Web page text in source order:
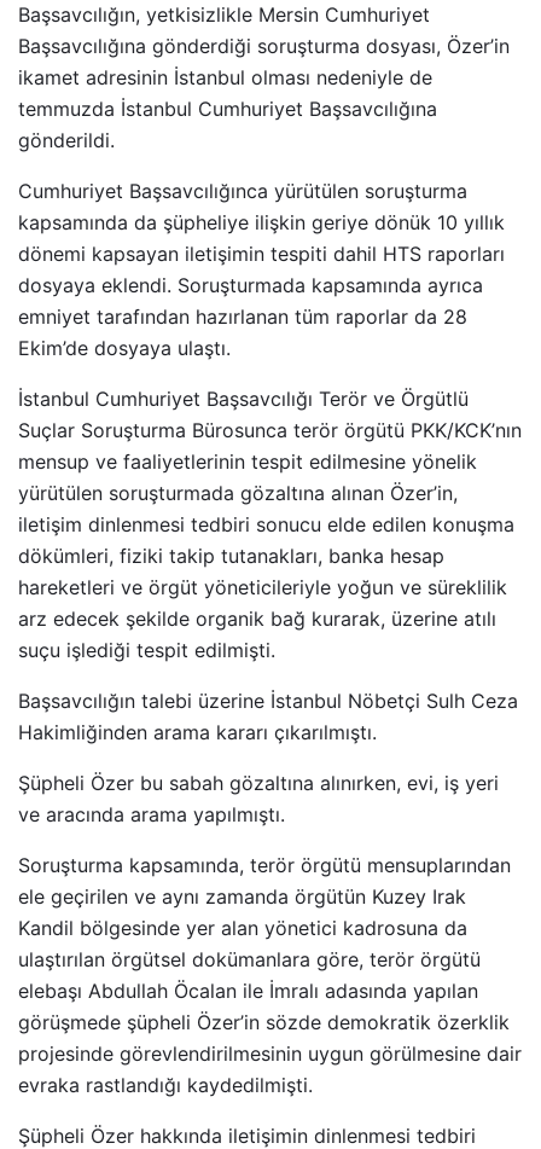
Başsavcılığın, yetkisizlikle Mersin Cumhuriyet
Başsavcılığına gönderdiği soruşturma dosyası, Özer’in
ikamet adresinin İstanbul olması nedeniyle de
temmuzda İstanbul Cumhuriyet Başsavcılığına
gönderildi.
Cumhuriyet Başsavcılığınca yürütülen soruşturma
kapsamında da şüpheliye ilişkin geriye dönük 10 yıllık
dönemi kapsayan iletişimin tespiti dahil HTS raporları
dosyaya eklendi. Soruşturmada kapsamında ayrıca
emniyet tarafından hazırlanan tüm raporlar da 28
Ekim’de dosyaya ulaştı.
İstanbul Cumhuriyet Başsavcılığı Terör ve Örgütlü
Suçlar Soruşturma Bürosunca terör örgütü PKK/KCK’nın
mensup ve faaliyetlerinin tespit edilmesine yönelik
yürütülen soruşturmada gözaltına alınan Özer’in,
iletişim dinlenmesi tedbiri sonucu elde edilen konuşma
dökümleri, fiziki takip tutanakları, banka hesap
hareketleri ve örgüt yöneticileriyle yoğun ve süreklilik
arz edecek şekilde organik bağ kurarak, üzerine atılı
suçu işlediği tespit edilmişti.
Başsavcılığın talebi üzerine İstanbul Nöbetçi Sulh Ceza
Hakimliğinden arama kararı çıkarılmıştı.
Şüpheli Özer bu sabah gözaltına alınırken, evi, iş yeri
ve aracında arama yapılmıştı.
Soruşturma kapsamında, terör örgütü mensuplarından
ele geçirilen ve aynı zamanda örgütün Kuzey Irak
Kandil bölgesinde yer alan yönetici kadrosuna da
ulaştırılan örgütsel dokümanlara göre, terör örgütü
elebaşı Abdullah Öcalan ile İmralı adasında yapılan
görüşmede şüpheli Özer’in sözde demokratik özerklik
projesinde görevlendirilmesinin uygun görülmesine dair
evraka rastlandığı kaydedilmişti.
Şüpheli Özer hakkında iletişimin dinlenmesi tedbiri